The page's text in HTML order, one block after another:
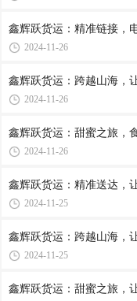
鑫辉跃货运：精准链接，
2024-11-26
鑫辉跃货运：跨越山海，
2024-11-26
鑫辉跃货运：甜蜜之旅，
2024-11-26
鑫辉跃货运：精准送达
2024-11-25
鑫辉跃货运：跨越山海，
2024-11-25
鑫辉跃货运：甜蜜之旅